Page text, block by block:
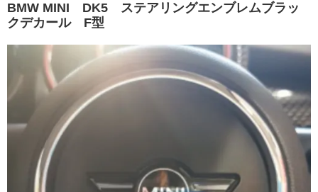
BMW MINI DK5 ステアリングエンブレムブラッ
クデカール F型